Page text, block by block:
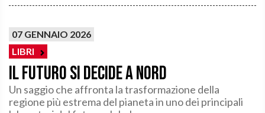
07 GENNAIO 2026
LIBRI
Il futuro si decide a Nord
Un saggio che affronta la trasformazione della
regione più estrema del pianeta in uno dei principali